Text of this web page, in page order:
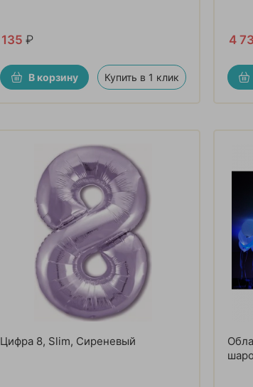
135 ₽
В корзину Купить в 1 клик
4
Цифра 8, Slim, Сиреневый